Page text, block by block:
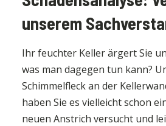
unserem
Ihr feuchter Keller ärgert Sie
was man dagegen tun kann?
Schimmelfleck an der
haben Sie es vielleicht schon
neuen Anstrich versucht und